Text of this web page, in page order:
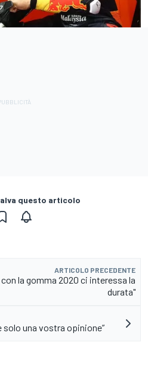
questo articolo
ARTICOLO PRECEDENTE
la gomma 2020 ci interessa la
durata"
solo una vostra opinione”